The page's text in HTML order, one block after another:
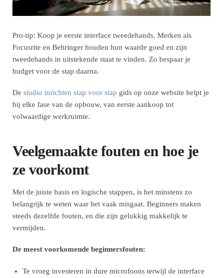
Pro-tip: Koop je eerste interface tweedehands. Merken als
Focusrite en Behringer houden hun waarde goed en zijn
tweedehands in uitstekende staat te vinden. Zo bespaar je
budget voor de stap daarna.
De studio inrichten stap voor stap gids op onze website helpt je
bij elke fase van de opbouw, van eerste aankoop tot
volwaardige werkruimte.
Veelgemaakte fouten en hoe je
ze voorkomt
Met de juiste basis en logische stappen, is het minstens zo
belangrijk te weten waar het vaak misgaat. Beginners maken
steeds dezelfde fouten, en die zijn gelukkig makkelijk te
vermijden.
De meest voorkomende beginnersfouten:
Te vroeg investeren in dure microfoons terwijl de interface